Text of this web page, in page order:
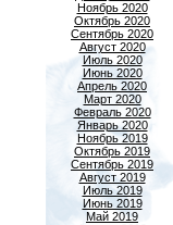
Ноябрь 2020
Октябрь 2020
Сентябрь 2020
Август 2020
Июль 2020
Июнь 2020
Апрель 2020
Март 2020
Февраль 2020
Январь 2020
Ноябрь 2019
Октябрь 2019
Сентябрь 2019
Август 2019
Июль 2019
Июнь 2019
Май 2019